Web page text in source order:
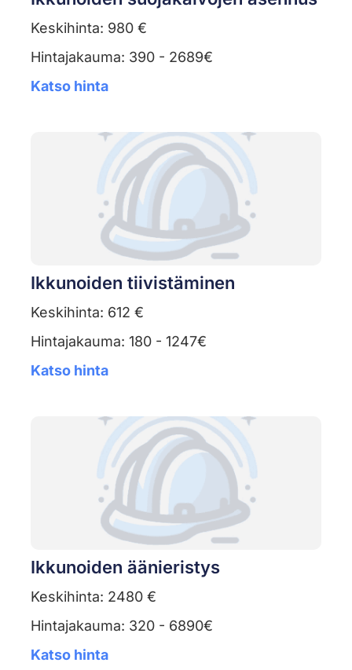
Keskihinta: 980 €
Hintajakauma: 390 - 2689€
Katso hinta
Ikkunoiden tiivistäminen
Keskihinta: 612 €
Hintajakauma: 180 - 1247€
Katso hinta
Ikkunoiden äänieristys
Keskihinta: 2480 €
Hintajakauma: 320 - 6890€
Katso hinta